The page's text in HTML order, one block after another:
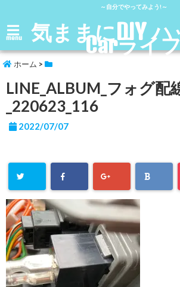
～自分でやってみよう!～
menu 気ままにDIY
Carライ
ホーム >
LINE_ALBUM_フォグ配
_220623_116
2022/07/07